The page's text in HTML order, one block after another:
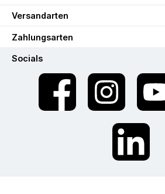
Versandarten
Zahlungsarten
Socials
Facebook Instagram YouTube
LinkedIn